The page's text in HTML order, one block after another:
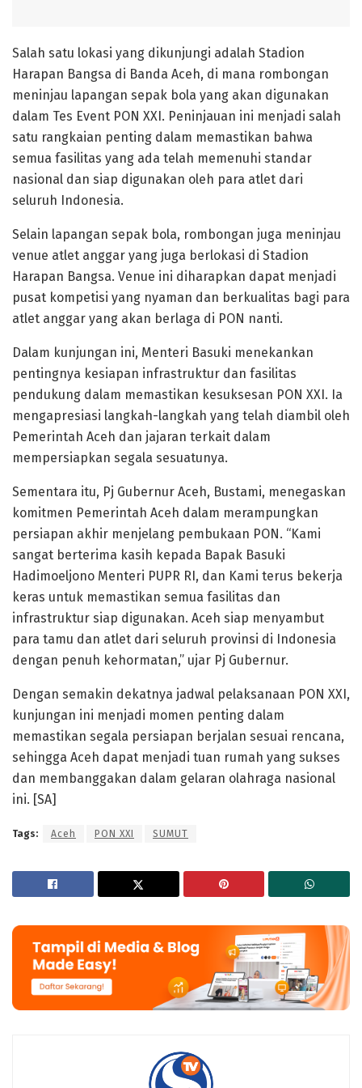
Salah satu lokasi yang dikunjungi adalah Stadion
Harapan Bangsa di Banda Aceh, di mana rombongan
meninjau lapangan sepak bola yang akan digunakan
dalam Tes Event PON XXI. Peninjauan ini menjadi salah
satu rangkaian penting dalam memastikan bahwa
semua fasilitas yang ada telah memenuhi standar
nasional dan siap digunakan oleh para atlet dari
seluruh Indonesia.
Selain lapangan sepak bola, rombongan juga meninjau
venue atlet anggar yang juga berlokasi di Stadion
Harapan Bangsa. Venue ini diharapkan dapat menjadi
pusat kompetisi yang nyaman dan berkualitas bagi para
atlet anggar yang akan berlaga di PON nanti.
Dalam kunjungan ini, Menteri Basuki menekankan
pentingnya kesiapan infrastruktur dan fasilitas
pendukung dalam memastikan kesuksesan PON XXI. Ia
mengapresiasi langkah-langkah yang telah diambil oleh
Pemerintah Aceh dan jajaran terkait dalam
mempersiapkan segala sesuatunya.
Sementara itu, Pj Gubernur Aceh, Bustami, menegaskan
komitmen Pemerintah Aceh dalam merampungkan
persiapan akhir menjelang pembukaan PON. “Kami
sangat berterima kasih kepada Bapak Basuki
Hadimoeljono Menteri PUPR RI, dan Kami terus bekerja
keras untuk memastikan semua fasilitas dan
infrastruktur siap digunakan. Aceh siap menyambut
para tamu dan atlet dari seluruh provinsi di Indonesia
dengan penuh kehormatan,” ujar Pj Gubernur.
Dengan semakin dekatnya jadwal pelaksanaan PON XXI,
kunjungan ini menjadi momen penting dalam
memastikan segala persiapan berjalan sesuai rencana,
sehingga Aceh dapat menjadi tuan rumah yang sukses
dan membanggakan dalam gelaran olahraga nasional
ini. [SA]
Tags: Aceh PON XXI SUMUT